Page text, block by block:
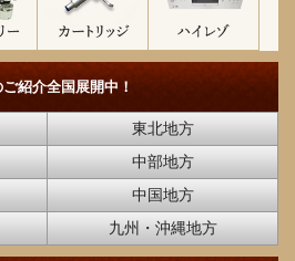
ご紹介全国展開中！
東北地方
中部地方
中国地方
九州・沖縄地方